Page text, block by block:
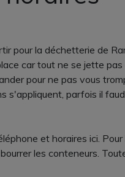
pour la déchetterie de
car tout ne se jette pas
pour ne pas vous
s'appliquent, parfois il
et horaires ici. Pour
les conteneurs.